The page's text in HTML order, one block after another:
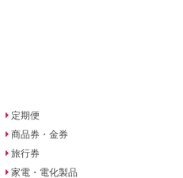
定期便
商品券・金券
旅行券
家電・電化製品